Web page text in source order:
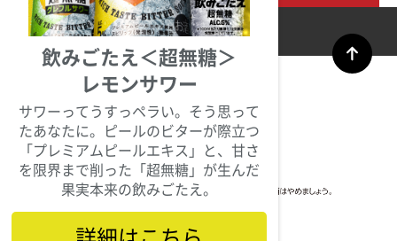
飲みごたえ＜超無糖＞
レモンサワー
サワーってうすっペラい。そう思って
たあなたに。ピールのビターが際立つ
「プレミアムピールエキス」と、甘さ
を限界まで削った「超無糖」が生んだ
果実本来の飲みごたえ。